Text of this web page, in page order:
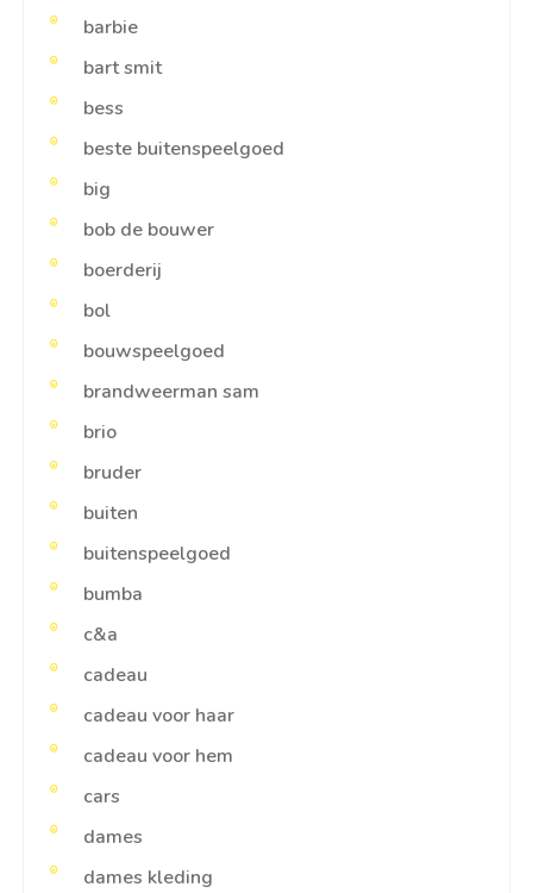
barbie
bart smit
bess
beste buitenspeelgoed
big
bob de bouwer
boerderij
bol
bouwspeelgoed
brandweerman sam
brio
bruder
buiten
buitenspeelgoed
bumba
c&a
cadeau
cadeau voor haar
cadeau voor hem
cars
dames
dames kleding